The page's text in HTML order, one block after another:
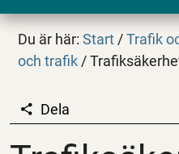
Du är här:Start / Trafik
och trafik /
Dela